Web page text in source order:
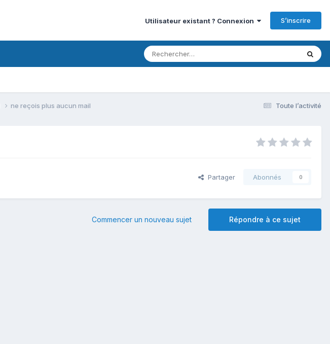
Utilisateur existant ? Connexion S’inscrire
Toute l’activité
ne reçois plus aucun mail
Partager Abonnés 0
Répondre à ce sujet
Commencer un nouveau sujet